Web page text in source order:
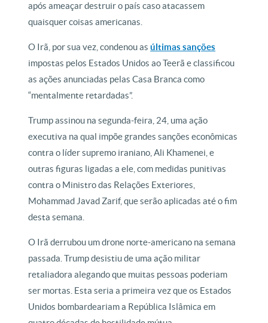
após ameaçar destruir o país caso atacassem
quaisquer coisas americanas.
O Irã, por sua vez, condenou asúltimas sanções
impostas pelos Estados Unidos ao Teerã e classificou
as ações anunciadas pelas Casa Branca como
“mentalmente retardadas”.
Trump assinou na segunda-feira, 24, uma ação
executiva na qual impõe grandes sanções econômicas
contra o líder supremo iraniano, Ali Khamenei, e
outras figuras ligadas a ele, com medidas punitivas
contra o Ministro das Relações Exteriores,
Mohammad Javad Zarif, que serão aplicadas até o fim
desta semana.
O Irã derrubou um drone norte-americano na semana
passada. Trump desistiu de uma ação militar
retaliadora alegando que muitas pessoas poderiam
ser mortas. Esta seria a primeira vez que os Estados
Unidos bombardeariam a República Islâmica em